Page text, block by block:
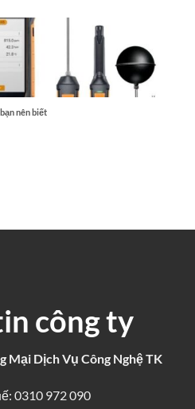
nên biết
công ty
Mại Dịch Vụ Công Nghệ TK
0310 972 090